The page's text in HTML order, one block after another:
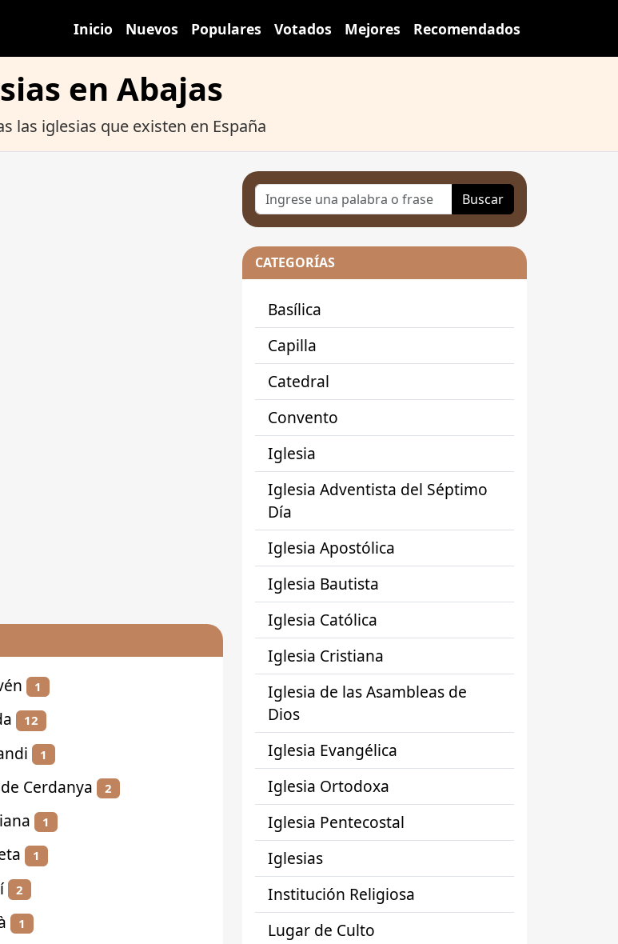
Inicio Nuevos Populares Votados Mejores Recomendados
en Abajas
las iglesias que existen en España
1
12
1
Cerdanya 2
1
1
2
1
Buscar
CATEGORÍAS
Basílica
Capilla
Catedral
Convento
Iglesia
Iglesia Adventista del Séptimo
Día
Iglesia Apostólica
Iglesia Bautista
Iglesia Católica
Iglesia Cristiana
Iglesia de las Asambleas de
Dios
Iglesia Evangélica
Iglesia Ortodoxa
Iglesia Pentecostal
Iglesias
Institución Religiosa
Lugar de Culto